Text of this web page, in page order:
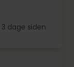
dage siden